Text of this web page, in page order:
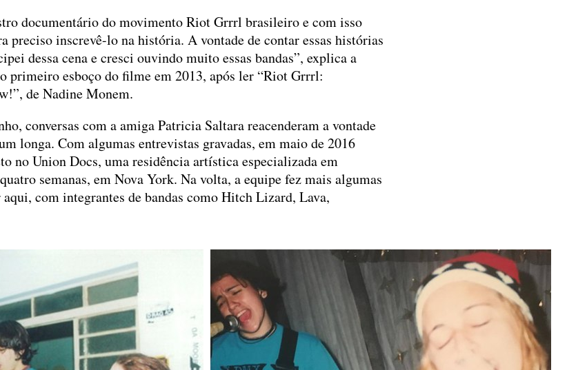
documentário do movimento Riot Grrrl brasileiro e com isso
preciso inscrevê-lo na história. A vontade de contar essas histórias
dessa cena e cresci ouvindo muito essas bandas”, explica a
primeiro esboço do filme em 2013, após ler “Riot Grrrl:
de Nadine Monem.
conversas com a amiga Patricia Saltara reacenderam a vontade
longa. Com algumas entrevistas gravadas, em maio de 2016
no Union Docs, uma residência artística especializada em
semanas, em Nova York. Na volta, a equipe fez mais algumas
com integrantes de bandas como Hitch Lizard, Lava,